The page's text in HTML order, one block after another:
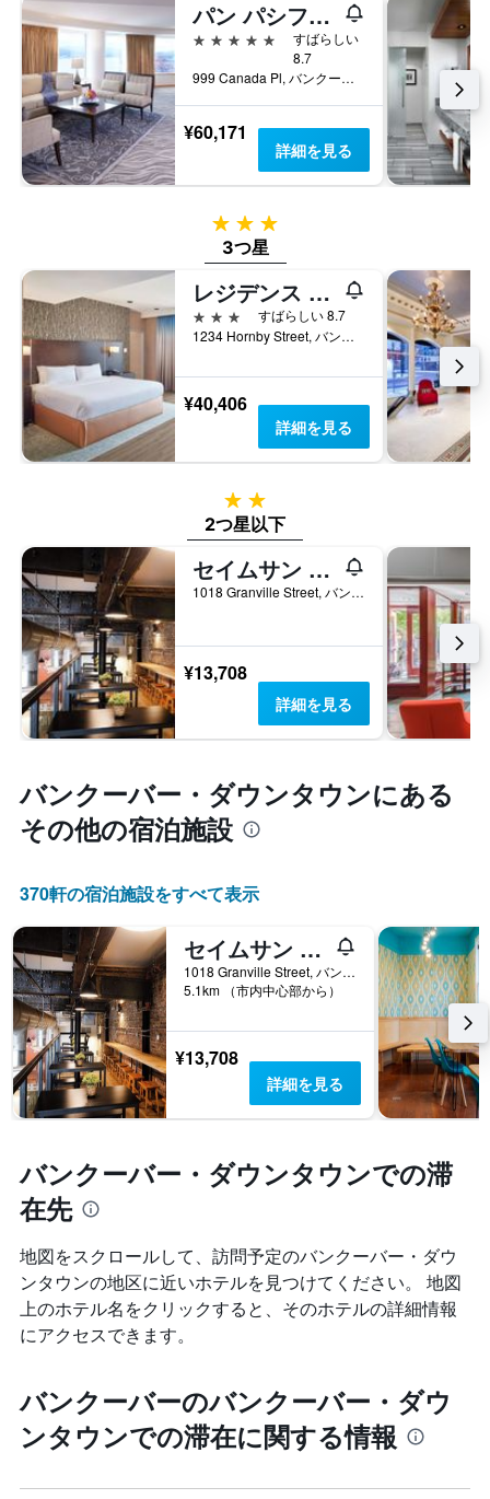
の
客
室
の
平
均
料
金
を
す
い
ま
す
パン パシフィック バンクーバー
5つ星
すばらしい
8.7
999 Canada Pl, バンクーバー, BC, カナダ
¥60,171
詳細を見る
3つ星
3つ星
レジデンス イン バイ マリオット バンクーバー ダウンタウン
3つ星
すばらしい 8.7
1234 Hornby Street, バンクーバー, BC, カナダ
¥40,406
詳細を見る
2つ星
2つ星以下
セイムサン バンクーバー
1018 Granville Street, バンクーバー, BC, カナダ
¥13,708
詳細を見る
バンクーバー・ダウンタウン​にある
その他の宿泊施設
370​軒の宿泊施設をすべて表示
セイムサン バンクーバー
1018 Granville Street, バンクーバー, BC, カナダ
5.1km （市内中心部から）
¥13,708
詳細を見る
バンクーバー・ダウンタウンでの滞
在先
地図をスクロールして、訪問予定のバンクーバー・ダウ
ンタウン​の地区に近いホテルを見つけてください。 地図
上のホテル名をクリックすると、そのホテルの詳細情報
にアクセスできます。
バンクーバーのバンクーバー・ダウ
ンタウンでの滞在に関する情報